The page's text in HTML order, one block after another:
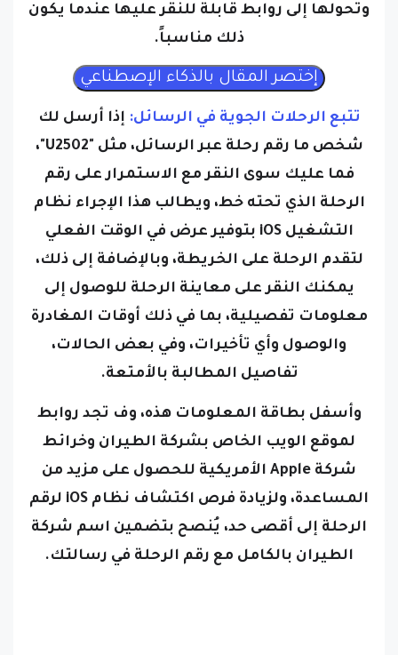
ذلك مناسباً.
تتبع الرحلات الجوية في الرسائل: إذا أرسل لك
شخص ما رقم رحلة عبر الرسائل، مثل "U2502"،
فما عليك سوى النقر مع الاستمرار على رقم
الرحلة الذي تحته خط، ويطالب هذا الإجراء نظام
التشغيل iOS بتوفير عرض في الوقت الفعلي
لتقدم الرحلة على الخريطة، وبالإضافة إلى ذلك،
يمكنك النقر على معاينة الرحلة للوصول إلى
معلومات تفصيلية، بما في ذلك أوقات المغادرة
والوصول وأي تأخيرات، وفي بعض الحالات،
تفاصيل المطالبة بالأمتعة.
وأسفل بطاقة المعلومات هذه، وف تجد روابط
لموقع الويب الخاص بشركة الطيران وخرائط
شركة Apple الأمريكية للحصول على مزيد من
المساعدة،
ولزيادة فرص اكتشاف نظام iOS لرقم
الرحلة إلى أقصى حد، يُنصح بتضمين اسم شركة
الطيران بالكامل مع رقم الرحلة في رسالتك.